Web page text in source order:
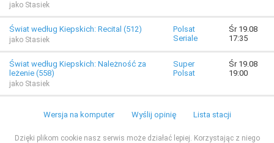
jako Stasiek
Świat według Kiepskich: Recital (512)
jako Stasiek
Polsat
Seriale
Śr 19.08
17:35
Świat według Kiepskich: Należność za
leżenie (558)
jako Stasiek
Super
Polsat
Śr 19.08
19:00
Wersja na komputer Wyślij opinię Lista stacji
Dzięki plikom cookie nasz serwis może działać lepiej. Korzystając z niego